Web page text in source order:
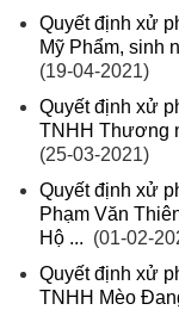
Quyết định xử
Mỹ Phẩm, sinh
(19-04-2021)
Quyết định xử
TNHH Thương
(25-03-2021)
Quyết định xử
Phạm Văn
Hộ ... (01-02-
Quyết định xử
TNHH Mèo